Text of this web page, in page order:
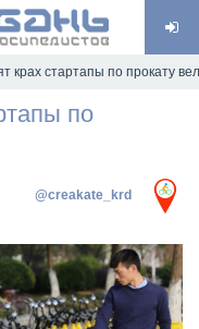
крах стартапы по прокату
по
@creakate_krd